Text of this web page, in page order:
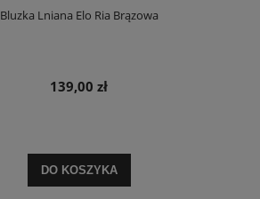
Bluzka Lniana Elo Ria Brązowa
139,00 zł
DO KOSZYKA